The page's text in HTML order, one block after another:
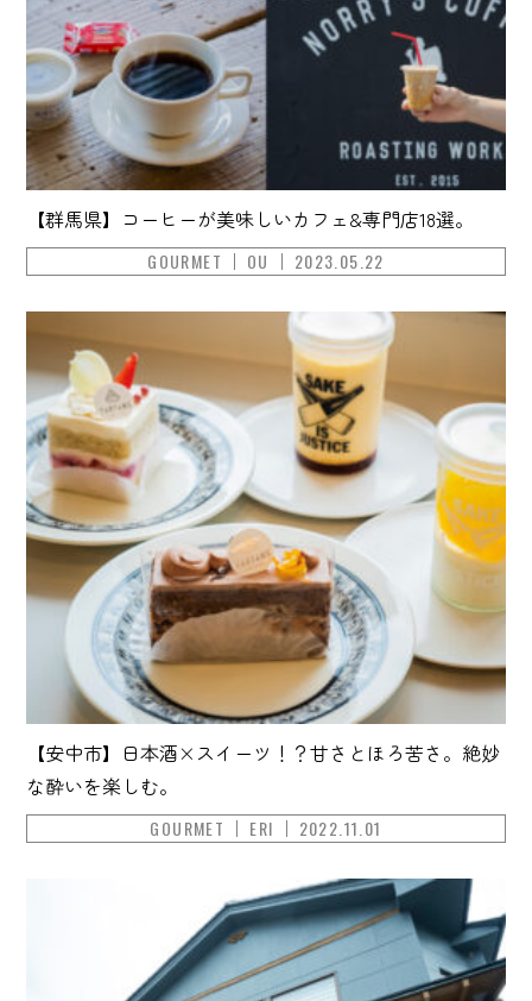
【群馬県】コーヒーが美味しいカフェ&専門店18選。
GOURMET OU 2023.05.22
【安中市】日本酒×スイーツ！？甘さとほろ苦さ。絶妙
な酔いを楽しむ。
GOURMET ERI 2022.11.01